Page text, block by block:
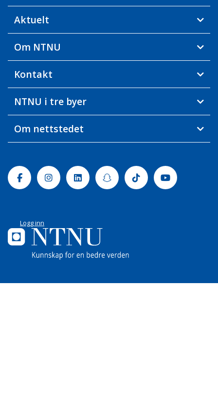
Aktuelt
Om NTNU
Kontakt
NTNU i tre byer
Om nettstedet
FacebookInstagramLinkedinSnapchatTiktok Youtube
Logg inn